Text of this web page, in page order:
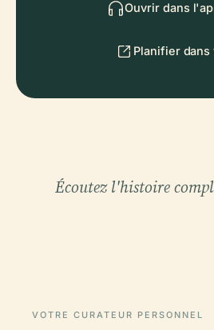
Ouvrir dans
Planifier
Écoutez l'histoire
VOTRE CURATEUR PERSONNEL